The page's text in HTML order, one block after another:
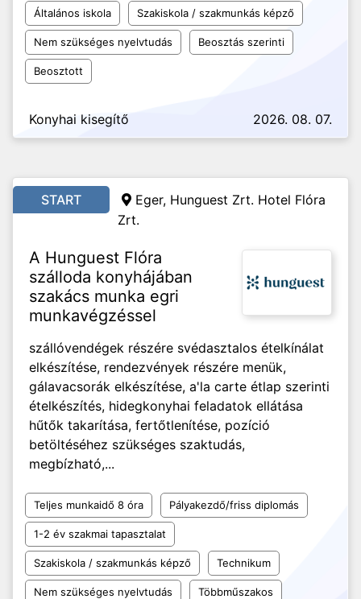
Általános iskola Szakiskola / szakmunkás képző
Nem szükséges nyelvtudás Beosztás szerinti
Beosztott
Konyhai kisegítő 2026. 08. 07.
START
Eger, Hunguest Zrt. Hotel Flóra
Zrt.
A Hunguest Flóra
szálloda konyhájában
szakács munka egri
munkavégzéssel
szállóvendégek részére svédasztalos ételkínálat
elkészítése, rendezvények részére menük,
gálavacsorák elkészítése, a'la carte étlap szerinti
ételkészítés, hidegkonyhai feladatok ellátása
hűtők takarítása, fertőtlenítése, pozíció
betöltéséhez szükséges szaktudás,
megbízható,...
Teljes munkaidő 8 óra Pályakezdő/friss diplomás
1-2 év szakmai tapasztalat
Szakiskola / szakmunkás képző Technikum
Nem szükséges nyelvtudás Többműszakos